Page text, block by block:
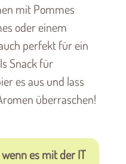
mit Pommes
oder einem
perfekt für ein
Snack für
es aus und lass
überraschen!
es mit der IT